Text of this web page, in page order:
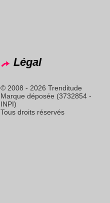
Légal
© 2008 - 2026 Trenditude
Marque déposée (3732854 -
INPI)
Tous droits réservés